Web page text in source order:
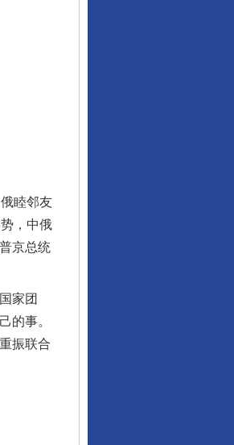
睦邻友
，中俄
京总统
家团
的事。
振联合